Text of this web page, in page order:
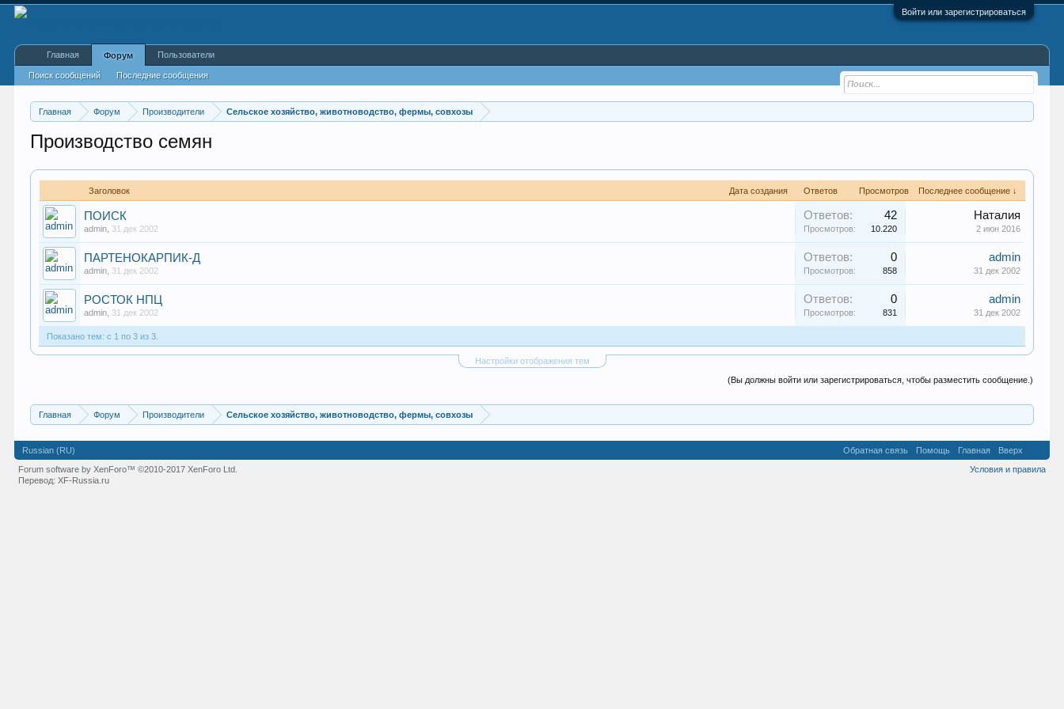
Войти или зарегистрироваться
Главная Форум Производители Сельское хозяйство, животноводство, фермы, совхозы
Производство семян
Заголовок Дата создания Ответов Просмотров Последнее сообщение ↓
ПОИСК
admin 31 дек 2002
Ответов: 42
Просмотров: 10.220
Наталия
2 июн 2016
ПАРТЕНОКАРПИК-Д
admin 31 дек 2002
Ответов: 0
Просмотров: 858
admin
31 дек 2002
РОСТОК НПЦ
admin 31 дек 2002
Ответов: 0
Просмотров: 831
admin
31 дек 2002
Показано тем: с 1 по 3 из 3.
Настройки отображения тем
(Вы должны войти или зарегистрироваться, чтобы разместить сообщение.)
Главная Форум Производители Сельское хозяйство, животноводство, фермы, совхозы
Главная Форум
Поиск сообщений Последние сообщения
Пользователи
Russian (RU) Обратная связь Помощь Главная
Вверх
Условия и правила
Forum software by XenForo™©2010-2017 XenForo Ltd.
Перевод:XF-Russia.ru